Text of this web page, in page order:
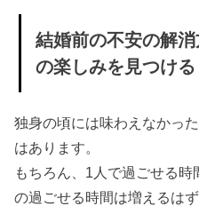
結婚前の不安の解
の楽しみを見つける
独身の頃には味わえなかっ
はあります。
もちろん、1人で過ごせる
の過ごせる時間は増えるはず